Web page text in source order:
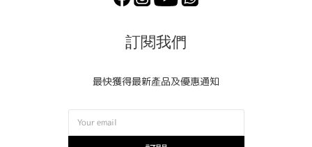
訂閱我們
最快獲得最新產品及優惠通知